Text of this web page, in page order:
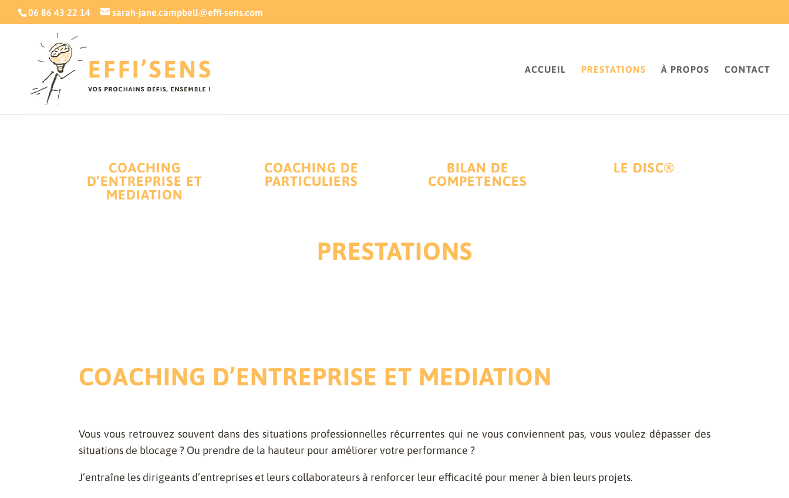
06 86 43 22 14 sarah-jane.campbell@effi-sens.com
ACCUEIL PRESTATIONS À PROPOS CONTACT
COACHING
D’ENTREPRISE ET
MEDIATION
COACHING DE
PARTICULIERS
BILAN DE
COMPETENCES
LE DISC®
PRESTATIONS
COACHING D’ENTREPRISE ET MEDIATION
Vous vous retrouvez souvent dans des situations professionnelles récurrentes qui ne vous conviennent pas, vous voulez dépasser des
situations de blocage ? Ou prendre de la hauteur pour améliorer votre performance ?
J’entraîne les dirigeants d’entreprises et leurs collaborateurs à renforcer leur efficacité pour mener à bien leurs projets.